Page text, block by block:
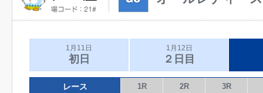
1月11日
初日
1月12日
２日目
レース 1R 2R 3R